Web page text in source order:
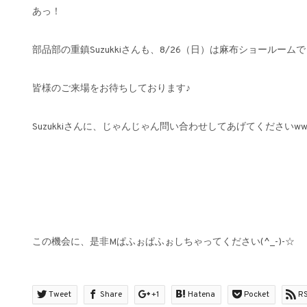
あっ！
部品部の重鎮Suzukkiさんも、8/26（日）は麻布ショールームで
皆様のご来場をお待ちしております♪
Suzukkiさんに、じゃんじゃん問い合わせしてあげてください
この機会に、是非Mぱふぉぱふぉしちゃってください(^_-)-☆
Tweet Share +1 Hatena Pocket